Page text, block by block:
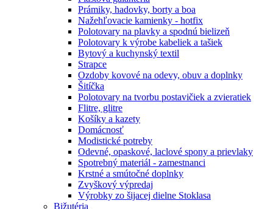
Prámiky, hadovky, borty a boa
Nažehľovacie kamienky - hotfix
Polotovary na plavky a spodnú bielizeň
Polotovary k výrobe kabeliek a tašiek
Bytový a kuchynský textil
Strapce
Ozdoby kovové na odevy, obuv a doplnky
Šitíčka
Polotovary na tvorbu postavičiek a zvieratiek
Flitre, glitre
Košíky a kazety
Domácnosť
Modistické potreby
Odevné, opaskové, laclové spony a prievlaky
Spotrebný materiál - zamestnanci
Krstné a smútočné doplnky
Zvyškový výpredaj
Výrobky zo šijacej dielne Stoklasa
Bižutéria